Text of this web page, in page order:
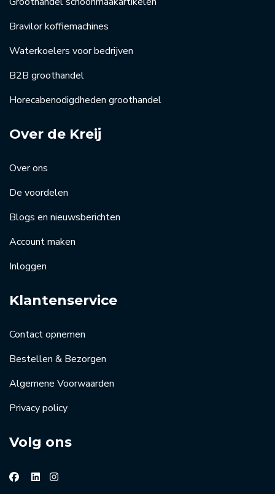
Bravilor koffiemachines
Waterkoelers voor bedrijven
B2B groothandel
Horecabenodigdheden groothandel
Over de Kreij
Over ons
De voordelen
Blogs en nieuwsberichten
Account maken
Inloggen
Klantenservice
Contact opnemen
Bestellen & Bezorgen
Algemene Voorwaarden
Privacy policy
Volg ons